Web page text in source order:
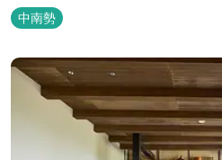
と、プライベートな滞在が楽しめる
います。
中南勢